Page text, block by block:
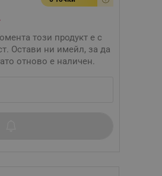
този продукт е с
Остави ни имейл, за да
отново е наличен.